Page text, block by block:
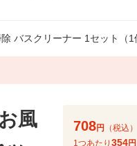
バスクリーナー 1セット（1
風
708円
（税込）
1つあたり 354円